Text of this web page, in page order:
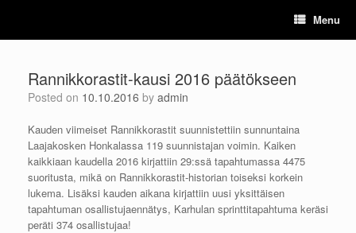
content
Menu
Rannikkorastit-kausi 2016 päätökseen
Posted on 10.10.2016 by admin
Kauden viimeiset Rannikkorastit suunnistettiin sunnuntaina
Laajakosken Honkalassa 119 suunnistajan voimin. Kaiken
kaikkiaan kaudella 2016 kirjattiin 29:ssä tapahtumassa 4475
suoritusta, mikä on Rannikkorastit-historian toiseksi korkein
lukema. Lisäksi kauden aikana kirjattiin uusi yksittäisen
tapahtuman osallistujaennätys, Karhulan sprinttitapahtuma keräsi
peräti 374 osallistujaa!